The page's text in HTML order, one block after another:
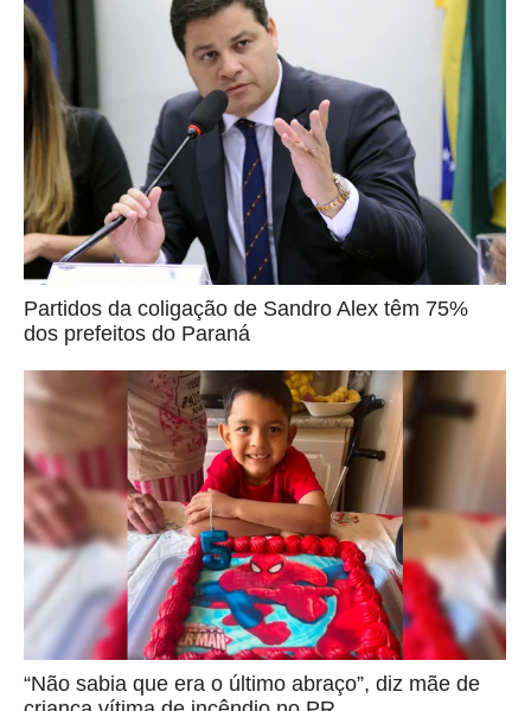
Partidos da coligação de Sandro Alex têm 75%
dos prefeitos do Paraná
“Não sabia que era o último abraço”, diz mãe de